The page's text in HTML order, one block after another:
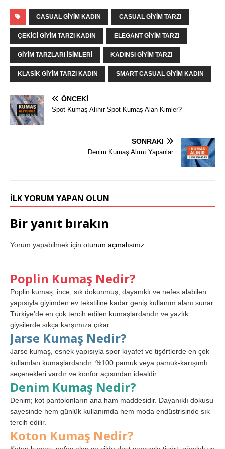
CASUAL GIYIM KADIN CASUAL GIYIM TARZI
ÇEKICI GIYIM TARZI KADIN ELEGANT GIYIM TARZI
GIYIM TARZLARI ISIMLERI KADINSI GIYIM TARZI
KLASIK GIYIM TARZI KADIN SMART CASUAL GIYIM KADIN
ÖNCEKI
Spot Kumaş Alınır Spot Kumaş Alan Kimler?
SONRAKI
Denim Kumaş Alımı Yapanlar
İLK YORUM YAPAN OLUN
Bir yanıt bırakın
Yorum yapabilmek için oturum açmalısınız.
Poplin Kumaş Nedir?
Poplin kumaş; ince, sık dokunmuş, dayanıklı ve nefes alabilen
yapısıyla giyimden ev tekstiline kadar geniş kullanım alanı sunar.
Türkiye’de en çok tercih edilen kumaşlardandır ve yazlık
giysilerde sıkça karşımıza çıkar.
Jarse Kumaş Nedir?
Jarse kumaş, esnek yapısıyla spor kıyafet ve tişörtlerde en çok
kullanılan kumaşlardandır. %100 pamuk veya pamuk-karışımlı
seçenekleri vardır ve konfor açısından idealdir.
Denim Kumaş Nedir?
Denim; kot pantolonların ana ham maddesidir. Dayanıklı dokusu
sayesinde hem günlük kullanımda hem moda endüstrisinde sık
tercih edilir.
Koton Kumaş Nedir?